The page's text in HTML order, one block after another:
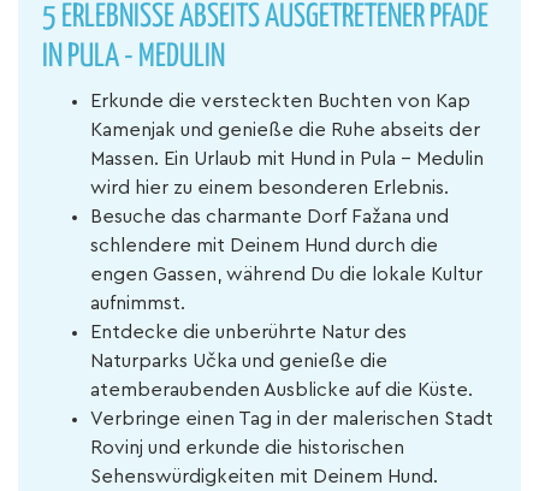
5 ERLEBNISSE ABSEITS AUSGETRETENER PFADE
IN PULA - MEDULIN
Erkunde die versteckten Buchten von Kap
Kamenjak und genieße die Ruhe abseits der
Massen. Ein Urlaub mit Hund in Pula - Medulin
wird hier zu einem besonderen Erlebnis.
Besuche das charmante Dorf Fažana und
schlendere mit Deinem Hund durch die
engen Gassen, während Du die lokale Kultur
aufnimmst.
Entdecke die unberührte Natur des
Naturparks Učka und genieße die
atemberaubenden Ausblicke auf die Küste.
Verbringe einen Tag in der malerischen Stadt
Rovinj und erkunde die historischen
Sehenswürdigkeiten mit Deinem Hund.